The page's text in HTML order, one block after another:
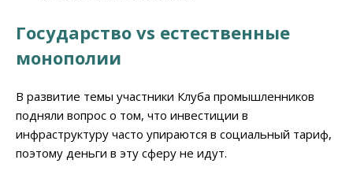
Государство vs естественные
монополии
В развитие темы участники Клуба промышленников
подняли вопрос о том, что инвестиции в
инфраструктуру часто упираются в социальный тариф,
поэтому деньги в эту сферу не идут.